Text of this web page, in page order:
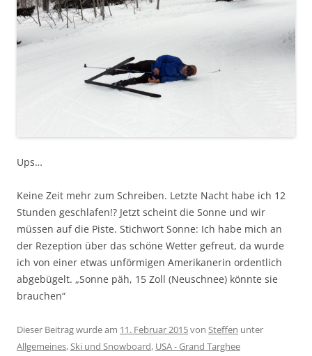
Ups…
Keine Zeit mehr zum Schreiben. Letzte Nacht habe ich 12
Stunden geschlafen!? Jetzt scheint die Sonne und wir
müssen auf die Piste. Stichwort Sonne: Ich habe mich an
der Rezeption über das schöne Wetter gefreut, da wurde
ich von einer etwas unförmigen Amerikanerin ordentlich
abgebügelt. „Sonne päh, 15 Zoll (Neuschnee) könnte sie
brauchen“
Dieser Beitrag wurde am 11. Februar 2015von Steffen unter
Allgemeines,Ski und Snowboard, USA - Grand Targhee